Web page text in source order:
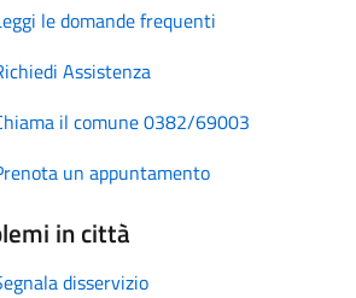
le domande frequenti
Assistenza
il comune 0382/69003
un appuntamento
in città
disservizio